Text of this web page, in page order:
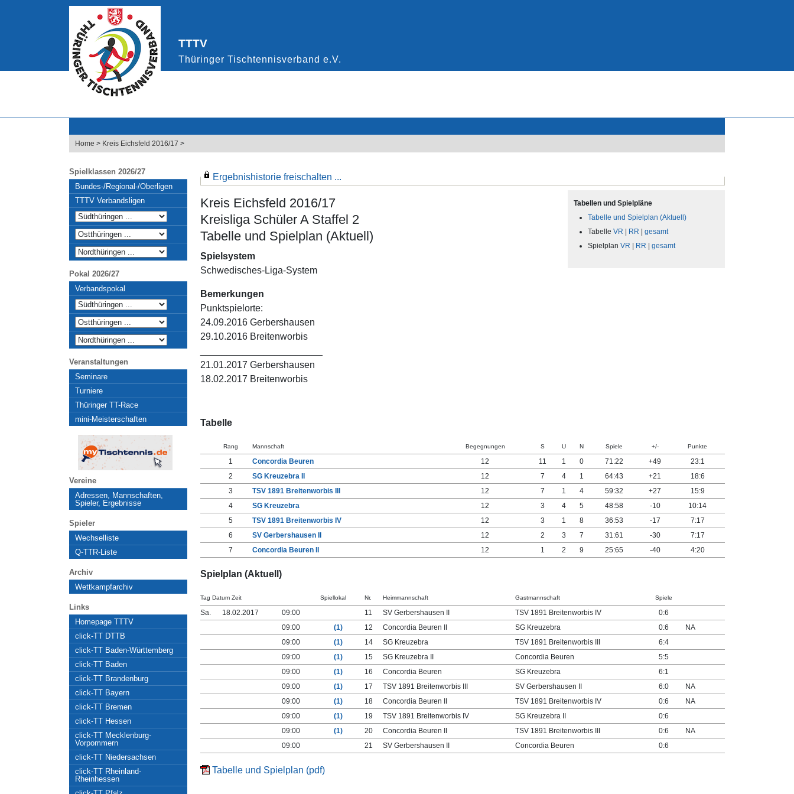
Home > Kreis Eichsfeld 2016/17 >
Spielklassen 2026/27
Bundes-/Regional-/Oberligen
TTTV Verbandsligen
Pokal 2026/27
Verbandspokal
Veranstaltungen
Seminare
Turniere
Thüringer TT-Race
mini-Meisterschaften
Vereine
Adressen, Mannschaften,
Spieler, Ergebnisse
Spieler
Wechselliste
Q-TTR-Liste
Archiv
Wettkampfarchiv
Links
Homepage TTTV
click-TT DTTB
click-TT Baden-Württemberg
click-TT Baden
click-TT Brandenburg
click-TT Bayern
click-TT Bremen
click-TT Hessen
click-TT Mecklenburg-
Vorpommern
click-TT Niedersachsen
click-TT Rheinland-
Rheinhessen
Ergebnishistorie freischalten ...
Kreis Eichsfeld 2016/17
Kreisliga Schüler A Staffel 2
Tabelle und Spielplan (Aktuell)
Spielsystem
Schwedisches-Liga-System
Bemerkungen
Punktspielorte:
24.09.2016 Gerbershausen
29.10.2016 Breitenworbis
21.01.2017 Gerbershausen
18.02.2017 Breitenworbis
Tabellen und Spielpläne
Tabelle und Spielplan (Aktuell)
Tabelle VR RR
gesamt
Spielplan VR RR gesamt
Tabelle
Rang Mannschaft Begegnungen S U N Spiele +/- Punkte
1 Concordia Beuren 12 11 1 0 71:22 +49
23:1
2
SG Kreuzebra II 12 7 4 1 64:43 +21
18:6
3
TSV 1891 Breitenworbis III 12 7 1 4 59:32 +27
15:9
4
SG Kreuzebra 12 3 4 5 48:58 -10
10:14
5
TSV 1891 Breitenworbis IV 12 3 1 8 36:53 -17
7:17
6
SV Gerbershausen II 12 2 3 7 31:61 -30
7:17
7
Concordia Beuren II 12 1 2 9 25:65 -40 4:20
Spielplan (Aktuell)
Tag Datum Zeit Spiellokal Nr. Heimmannschaft Gastmannschaft Spiele
Sa. 18.02.2017 09:00 11 SV Gerbershausen II TSV 1891 Breitenworbis IV
0:6
09:00
(1) 12 Concordia Beuren II SG Kreuzebra 0:6
NA
09:00
(1) 14 SG Kreuzebra TSV 1891 Breitenworbis III
6:4
09:00
(1) 15 SG Kreuzebra II Concordia Beuren
5:5
09:00
(1) 16 Concordia Beuren SG Kreuzebra
6:1
09:00
(1) 17 TSV 1891 Breitenworbis III SV Gerbershausen II 6:0
NA
09:00
(1) 18 Concordia Beuren II TSV 1891 Breitenworbis IV 0:6
NA
09:00
(1) 19 TSV 1891 Breitenworbis IV SG Kreuzebra II
0:6
09:00
(1) 20 Concordia Beuren II TSV 1891 Breitenworbis III 0:6
NA
09:00
21 SV Gerbershausen II Concordia Beuren 0:6
Tabelle und Spielplan (pdf)